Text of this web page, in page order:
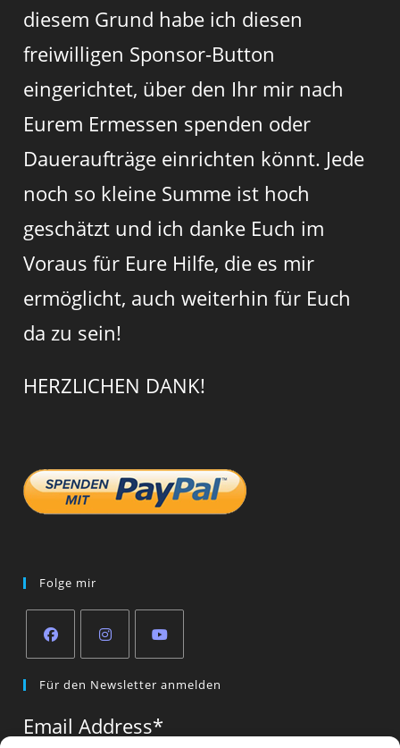
diesem Grund habe ich diesen
freiwilligen Sponsor-Button
eingerichtet, über den Ihr mir nach
Eurem Ermessen spenden oder
Daueraufträge einrichten könnt. Jede
noch so kleine Summe ist hoch
geschätzt und ich danke Euch im
Voraus für Eure Hilfe, die es mir
ermöglicht, auch weiterhin für Euch
da zu sein!
HERZLICHEN DANK!
Folge mir
in
new
in
new
in
new
Für den Newsletter anmelden
Email Address*